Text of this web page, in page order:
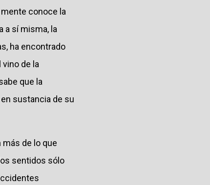
conoce la
a sí misma, la
ha encontrado
de la
que la
sustancia de su
de lo que
sentidos sólo